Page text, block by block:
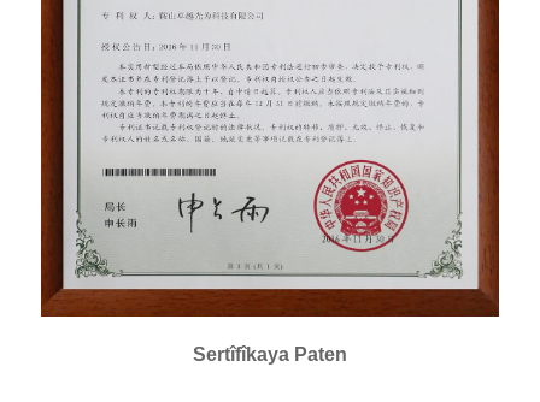
Sertîfîkaya Paten